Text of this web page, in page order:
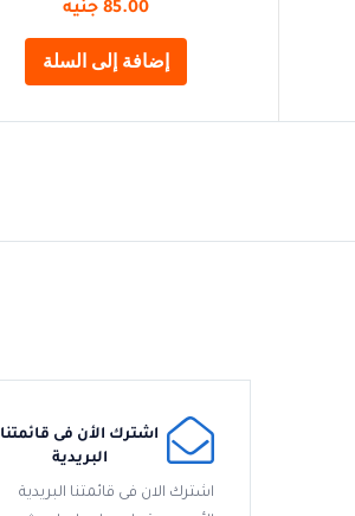
85.00 جنيه
إضافة إلى السلة
اشترك الأن فى قائمتنا
البريدية
اشترك الان فى قائمتنا البريدية